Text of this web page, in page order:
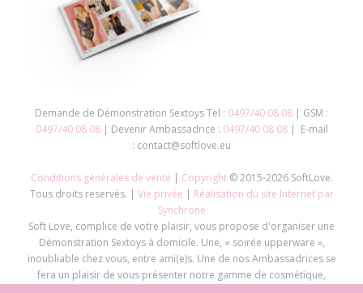
Demande de Démonstration Sextoys Tel : 0497/40 08 08 | GSM :
0497/40 08 08| Devenir Ambassadrice : 0497/40 08 08| E-mail
: contact@softlove.eu
Conditions générales de vente | Copyright© 2015-2026 SoftLove.
Tous droits reservés. | Vie privée | Réalisation du site Internet par
Synchrone
Soft Love, complice de votre plaisir, vous propose d'organiser une
Démonstration Sextoys à domicile. Une, « soirée upperware »,
inoubliable chez vous, entre ami(e)s. Une de nos Ambassadrices se
fera un plaisir de vous présenter notre gamme de cosmétique,